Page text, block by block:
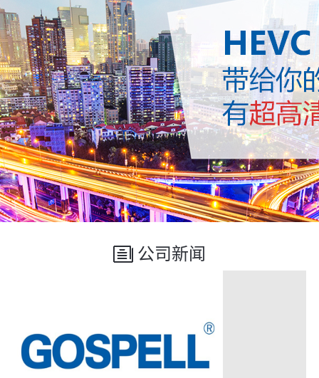
公司新闻